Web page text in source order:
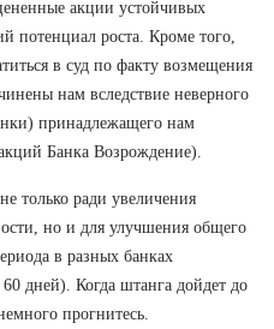
акции устойчивых
потенциал роста. Кроме того,
в суд по факту возмещения
нам вследствие неверного
принадлежащего нам
Банка Возрождение).
только ради увеличения
но и для улучшения общего
в разных банках
дней). Когда штанга дойдет до
прогнитесь.